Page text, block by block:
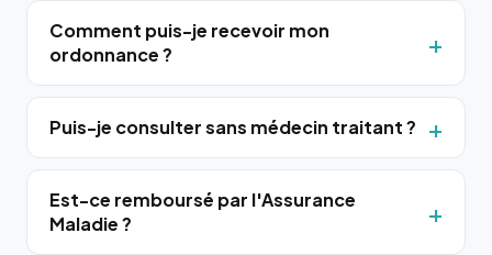
Comment puis-je recevoir mon
ordonnance ?
Puis-je consulter sans médecin traitant ?
Est-ce remboursé par l'Assurance
Maladie ?